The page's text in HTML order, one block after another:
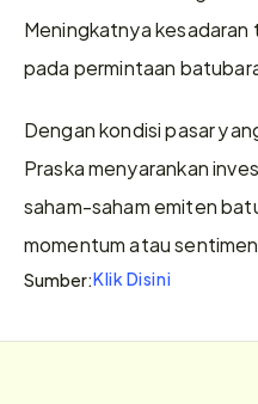
Meningkatnya
pada permintaan
Dengan kondisi pasar
Praska menyarankan
saham-saham emiten
momentum atau
Sumber:Klik Disini